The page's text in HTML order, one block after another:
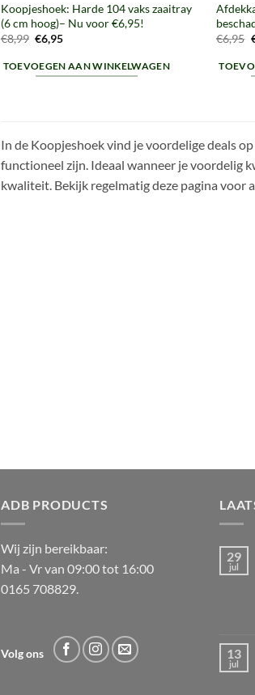
Koopjeshoek: Harde 104 vaks zaaitray
(6 cm hoog)– Nu voor €6,95!
€8,99 Oorspronkelijke
prijs
was:
€8,99.
€6,95Huidige
is:
€6,95.
TOEVOEGEN AAN WINKELWAGEN
€6,95
In de Koopjeshoek vind je voordelige deals
functioneel zijn. Ideaal wanneer je voordelig
kwaliteit. Bekijk regelmatig deze pagina voor
ADB PRODUCTS
Wij zijn bereikbaar:
Ma - Vr van 09:00 tot 16:00
0165 708829.
Volg ons
29
jul
13
jul